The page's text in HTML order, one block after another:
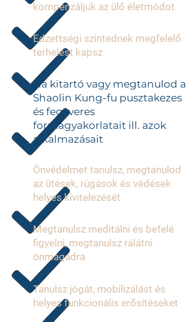
kompenzáljuk az ülő életmódot.
Edzettségi szintednek megfelelő
terhelést kapsz
Ha kitartó vagy megtanulod a
Shaolin Kung-fu pusztakezes
és fegyveres
formagyakorlatait ill. azok
alkalmazásait
Önvédelmet tanulsz, megtanulod
az ütések, rúgások és védések
helyes kivitelezését
Megtanulsz meditálni és befelé
figyelni, megtanulsz rálátni
önmagadra
Tanulsz jógát, mobilizálást és
helyes funkcionális erősítéseket